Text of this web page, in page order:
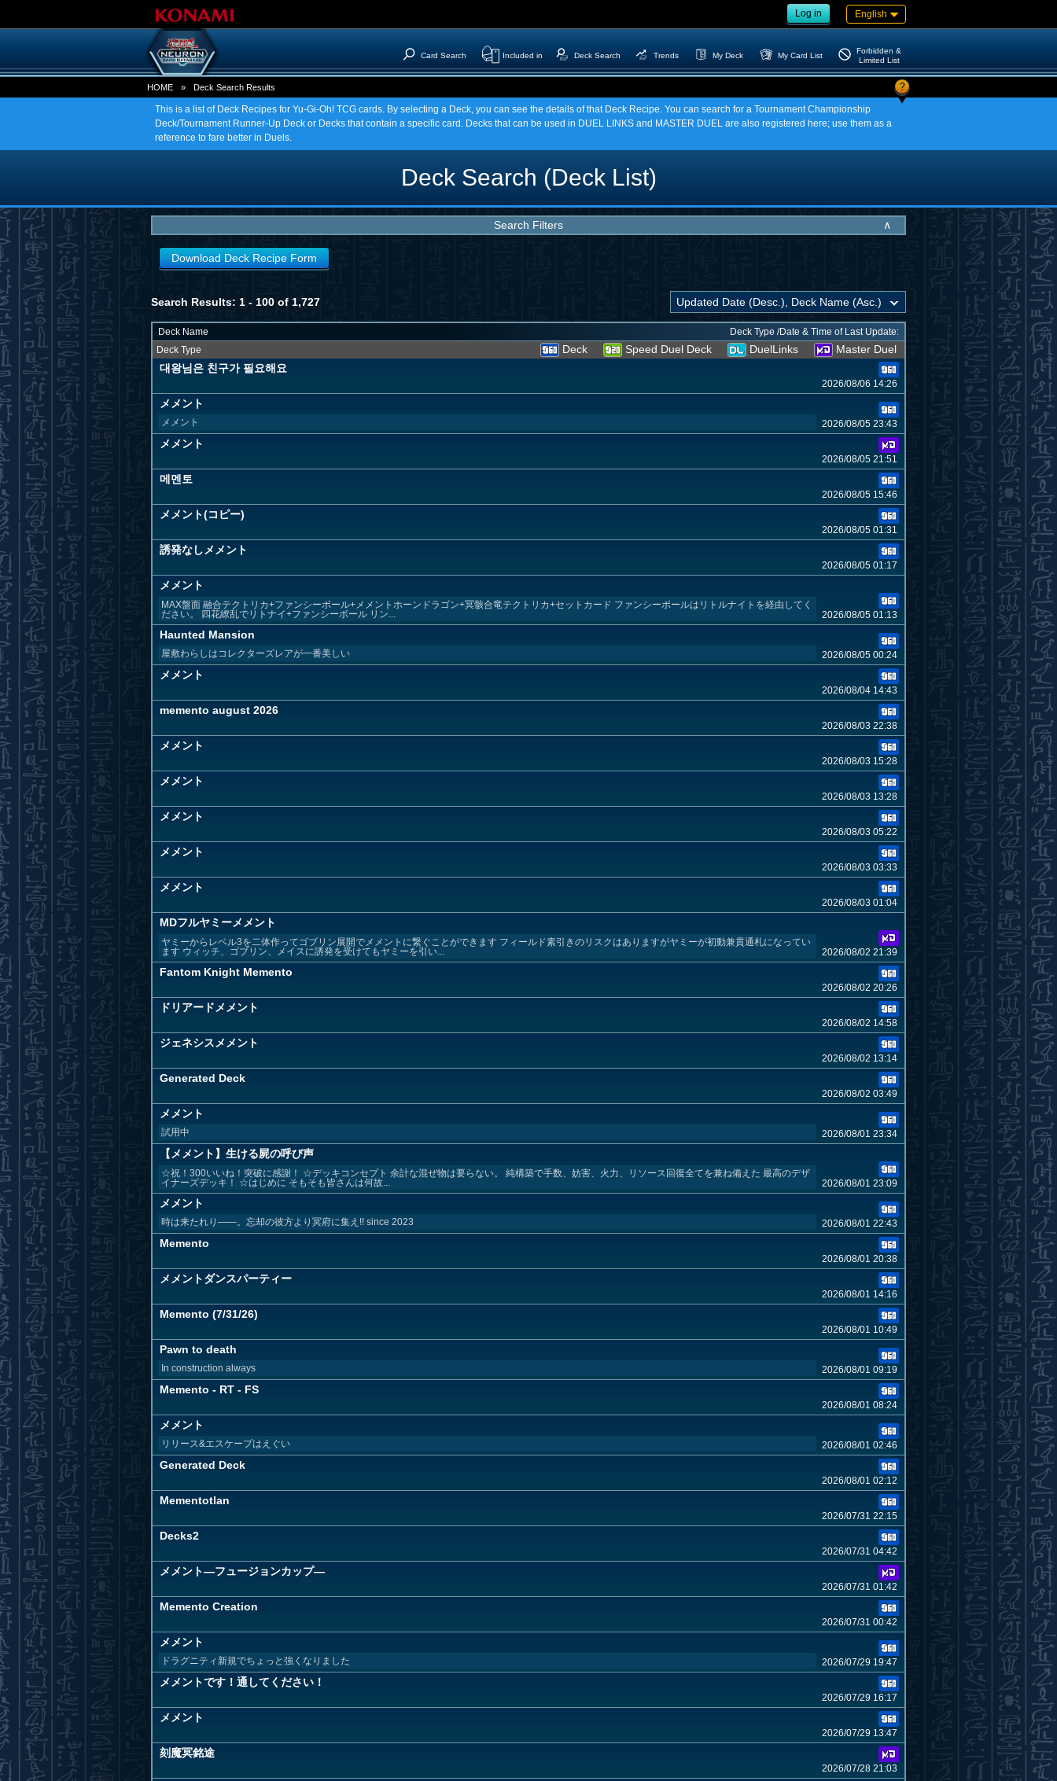
Log in English
Card Search Included in Deck Search Trends My Deck My Card List
Forbidden &
Limited List
HOME » Deck Search Results ?
This is a list of Deck Recipes for Yu-Gi-Oh! TCG cards. By selecting a Deck, you can see the details of that Deck Recipe. You can search for a Tournament Championship
Deck/Tournament Runner-Up Deck or Decks that contain a specific card. Decks that can be used in DUEL LINKS and MASTER DUEL are also registered here; use them as a
reference to fare better in Duels.
Deck Search (Deck List)
Search Filters ∧
Download Deck Recipe Form
Search Results: 1 - 100 of 1,727
Deck Name
Deck Type /Date & Time of Last Update:
Deck Type
Deck Speed Duel Deck DuelLinks
Master Duel
대왕님은 친구가 필요해요
2026/08/06 14:26
メメント
メメント 2026/08/05 23:43
メメント
2026/08/05 21:51
메멘토
2026/08/05 15:46
メメント(コピー)
2026/08/05 01:31
誘発なしメメント
2026/08/05 01:17
メメント
MAX盤面 融合テクトリカ+ファンシーボール+メメントホーンドラゴン+冥骸合竜テクトリカ+セットカード ファンシーボールはリトルナイトを経由してく
ださい。 四花繚乱でリトナイ+ファンシーボール リン...
2026/08/05 01:13
Haunted Mansion
屋敷わらしはコレクターズレアが一番美しい 2026/08/05 00:24
メメント
2026/08/04 14:43
memento august 2026
2026/08/03 22:38
メメント
2026/08/03 15:28
メメント
2026/08/03 13:28
メメント
2026/08/03 05:22
メメント
2026/08/03 03:33
メメント
2026/08/03 01:04
MDフルヤミーメメント
ヤミーからレベル3を二体作ってゴブリン展開でメメントに繋ぐことができます フィールド素引きのリスクはありますがヤミーが初動兼貫通札になってい
ます ウィッチ、ゴブリン、メイスに誘発を受けてもヤミーを引い...
2026/08/02 21:39
Fantom Knight Memento
2026/08/02 20:26
ドリアードメメント
2026/08/02 14:58
ジェネシスメメント
2026/08/02 13:14
Generated Deck
2026/08/02 03:49
メメント
試用中 2026/08/01 23:34
【メメント】生ける屍の呼び声
☆祝！300いいね！突破に感謝！ ☆デッキコンセプト 余計な混ぜ物は要らない。 純構築で手数、妨害、火力、リソース回復全てを兼ね備えた 最高のデザ
イナーズデッキ！ ☆はじめに そもそも皆さんは何故...
2026/08/01 23:09
メメント
時は来たれり――。忘却の彼方より冥府に集え!! since 2023 2026/08/01 22:43
Memento
2026/08/01 20:38
メメントダンスパーティー
2026/08/01 14:16
Memento (7/31/26)
2026/08/01 10:49
Pawn to death
In construction always 2026/08/01 09:19
Memento - RT - FS
2026/08/01 08:24
メメント
リリース&エスケープはえぐい 2026/08/01 02:46
Generated Deck
2026/08/01 02:12
Mementotlan
2026/07/31 22:15
Decks2
2026/07/31 04:42
メメント―フュージョンカップ―
2026/07/31 01:42
Memento Creation
2026/07/31 00:42
メメント
ドラグニティ新規でちょっと強くなりました 2026/07/29 19:47
メメントです！通してください！
2026/07/29 16:17
メメント
2026/07/29 13:47
刻魔冥銘途
2026/07/28 21:03